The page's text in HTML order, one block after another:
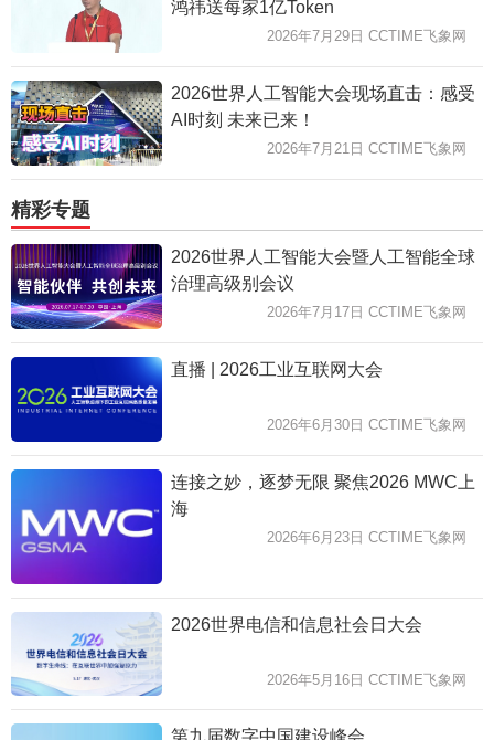
鸿祎送每家1亿Token
2026年7月29日 CCTIME飞象网
2026世界人工智能大会现场直击：感受
AI时刻 未来已来！
2026年7月21日 CCTIME飞象网
精彩专题
2026世界人工智能大会暨人工智能全球
治理高级别会议
2026年7月17日 CCTIME飞象网
直播 | 2026工业互联网大会
2026年6月30日 CCTIME飞象网
连接之妙，逐梦无限 聚焦2026 MWC上
海
2026年6月23日 CCTIME飞象网
2026世界电信和信息社会日大会
2026年5月16日 CCTIME飞象网